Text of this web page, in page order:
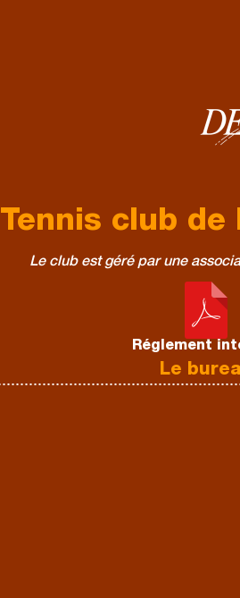
Tennis club
Le club est géré par une
Réglement
Le